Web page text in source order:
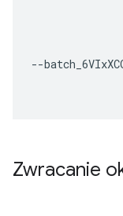
--
Zwracanie